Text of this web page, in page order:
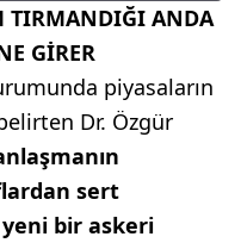
TIRMANDIĞI ANDA
GİRER
piyasaların
Dr. Özgür
sert
bir askeri